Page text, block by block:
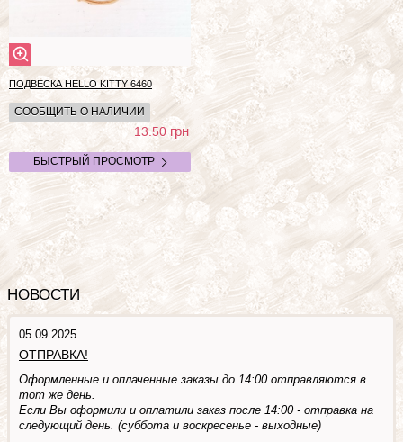
ПОДВЕСКА HELLO KITTY 6460
СООБЩИТЬ О НАЛИЧИИ
13.50грн
БЫСТРЫЙ ПРОСМОТР
НОВОСТИ
05.09.2025
ОТПРАВКА!
Оформленные и оплаченные заказы до 14:00 отправляются в
тот же день.
Если Вы оформили и оплатили заказ после 14:00 - отправка на
следующий день. (суббота и воскресенье - выходные)